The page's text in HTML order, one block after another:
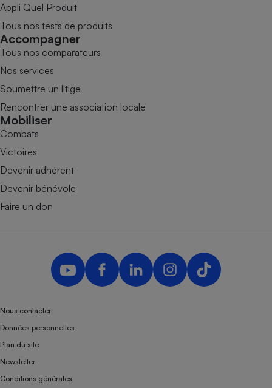
Appli Quel Produit
Tous nos tests de produits
Accompagner
Tous nos comparateurs
Nos services
Soumettre un litige
Rencontrer une association locale
Mobiliser
Combats
Victoires
Devenir adhérent
Devenir bénévole
Faire un don
Nous contacter
Données personnelles
Plan du site
Newsletter
Conditions générales